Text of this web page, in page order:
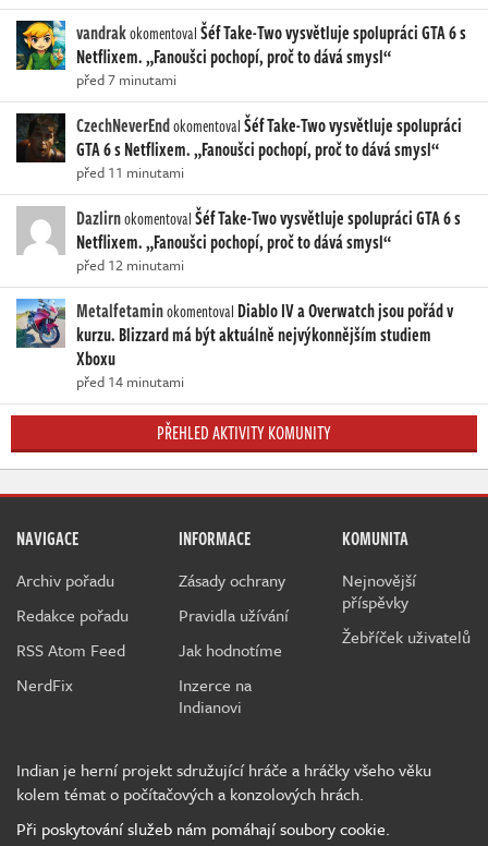
vandrakokomentovalŠéf Take-Two vysvětluje spolupráci GTA 6 s
Netflixem. „Fanoušci pochopí, proč to dává smysl“
před 7 minutami
CzechNeverEndokomentovalŠéf Take-Two vysvětluje spolupráci
GTA 6 s Netflixem. „Fanoušci pochopí, proč to dává smysl“
před 11 minutami
DazlirnokomentovalŠéf Take-Two vysvětluje spolupráci GTA 6 s
Netflixem. „Fanoušci pochopí, proč to dává smysl“
před 12 minutami
Metalfetaminokomentoval Diablo IV a Overwatch jsou pořád v
kurzu. Blizzard má být aktuálně nejvýkonnějším studiem
Xboxu
před 14 minutami
PŘEHLED AKTIVITY KOMUNITY
NAVIGACE
Archiv pořadu
Redakce pořadu
RSS Atom Feed
NerdFix
INFORMACE
Zásady ochrany
Pravidla užívání
Jak hodnotíme
Inzerce na
Indianovi
KOMUNITA
Nejnovější
příspěvky
Žebříček uživatelů
Indian je herní projekt sdružující hráče a hráčky všeho věku
kolem témat o počítačových a konzolových hrách.
Při poskytování služeb nám pomáhají soubory cookie.